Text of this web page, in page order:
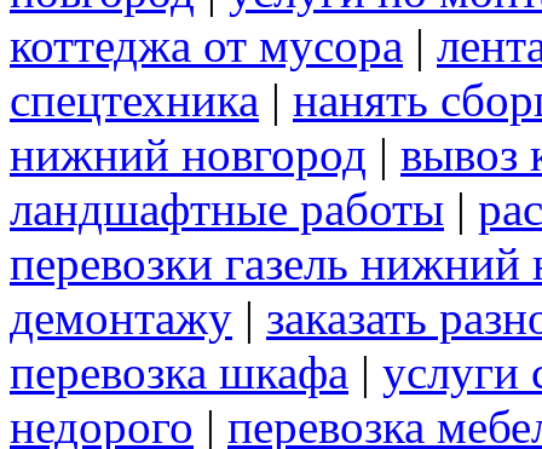
коттеджа от мусора |
спецтехника | нанять
нижний новгород | вывоз
ландшафтные работы |
перевозки газель нижний
демонтажу | заказать
перевозка шкафа | услуги
недорого | перевозка